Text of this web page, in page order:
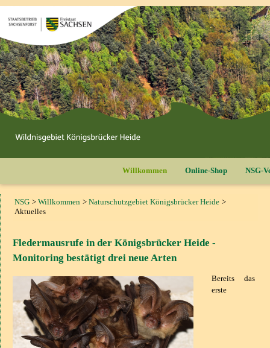
Willkommen Online-Shop NSG-
NSG Willkommen
Naturschutzgebiet Königsbrücker Heide
Aktuelles
Fledermausrufe in der Königsbrücker Heide -
Monitoring bestätigt drei neue Arten
Bereits das
erste